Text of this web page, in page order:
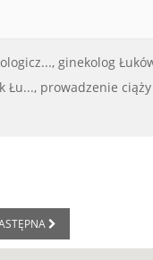
ginekolog
Łu..., prowadzenie ciąży